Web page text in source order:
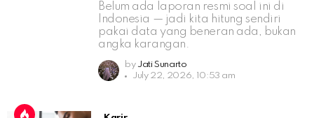
Belum ada laporan resmi soal ini di
Indonesia — jadi kita hitung sendiri
pakai data yang beneran ada, bukan
angka karangan.
by Jati Sunarto
July 22, 2026, 10:53 am